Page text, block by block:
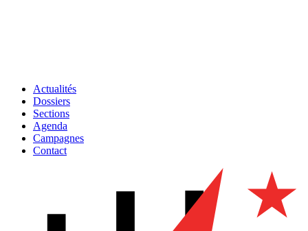
Actualités
Dossiers
Sections
Agenda
Campagnes
Contact